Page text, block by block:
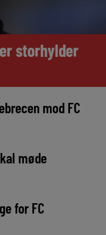
storhylder
mod FC
møde
for FC